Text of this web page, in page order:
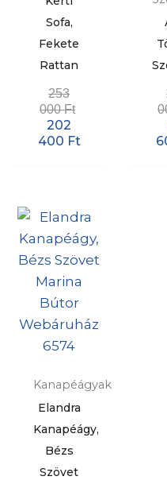
Sofa,
Fekete
Rattan
253
000Ft
202
400 Ft
Kanapéágyak
Elandra
Kanapéágy,
Bézs
Szövet